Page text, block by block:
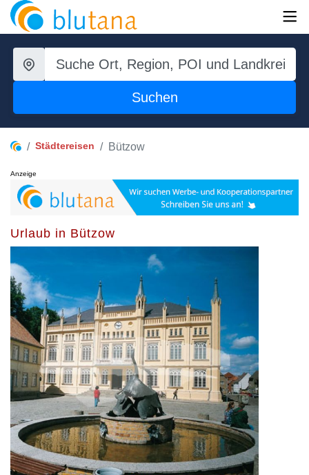
Suchen
Städtereisen Bützow
Anzeige
Urlaub in Bützow